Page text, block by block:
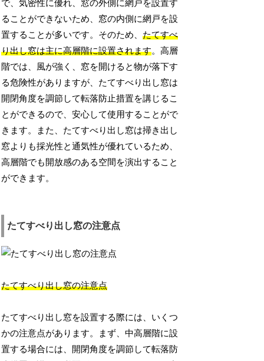
で、気密性に優れ、窓の外側に網戸を設置す
ることができないため、窓の内側に網戸を設
置することが多いです。そのため、たてすべ
り出し窓は主に高層階に設置されます。高層
階では、風が強く、窓を開けると物が落下す
る危険性がありますが、たてすべり出し窓は
開閉角度を調節して転落防止措置を講じるこ
とができるので、安心して使用することがで
きます。また、たてすべり出し窓は掃き出し
窓よりも採光性と通気性が優れているため、
高層階でも開放感のある空間を演出すること
ができます。
たてすべり出し窓の注意点
たてすべり出し窓の注意点
たてすべり出し窓を設置する際には、いくつ
かの注意点があります。まず、中高層階に設
置する場合には、開閉角度を調節して転落防